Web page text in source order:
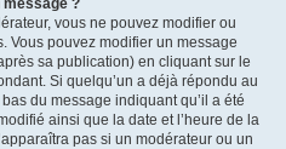
?
vous ne pouvez modifier ou
Vous pouvez modifier un message
sa publication) en cliquant sur le
Si quelqu’un a déjà répondu au
du message indiquant qu’il a été
ainsi que la date et l’heure de la
pas si un modérateur ou un